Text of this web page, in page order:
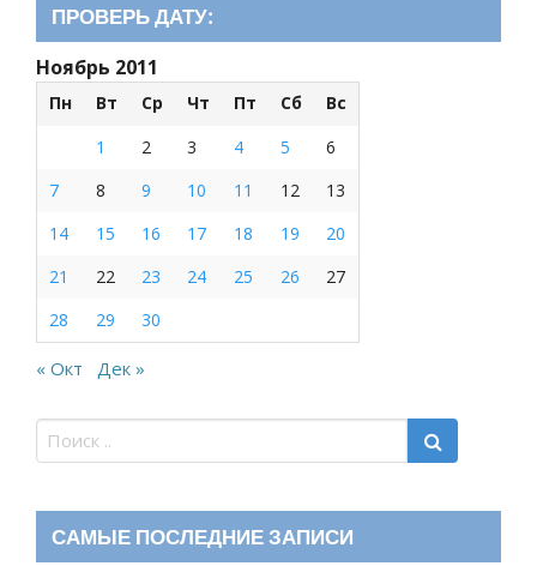
ПРОВЕРЬ ДАТУ:
Ноябрь 2011
Пн Вт Ср Чт Пт Сб
Вс
1
2 3 4 5
6
7
8 9 10 11 12
13
14
15 16 17 18 19
20
21
22 23 24 25 26
27
28
29 30
« Окт Дек »
САМЫЕ ПОСЛЕДНИЕ ЗАПИСИ